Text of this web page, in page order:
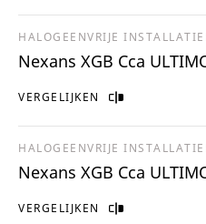
VERGELIJKEN
HALOGEENVRIJE
Nexans XGB Cca
VERGELIJKEN
HALOGEENVRIJE
Nexans XGB Cca